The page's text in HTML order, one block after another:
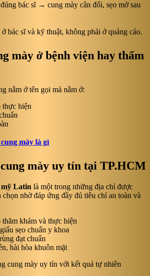
bác sĩ → cung mày cân đối, sẹo mờ sau
bác sĩ và kỹ thuật, không phải ở quảng cáo.
mày ở bệnh viện hay thẩm
nằm ở tên gọi mà nằm ở:
thực hiện
mày là gì
mày uy tín tại TP.HCM
Latin là một trong những địa chỉ được
nhờ đáp ứng đầy đủ tiêu chí an toàn và
khám và thực hiện
sẹo chuẩn y khoa
đạt chuẩn
hài hòa khuôn mặt